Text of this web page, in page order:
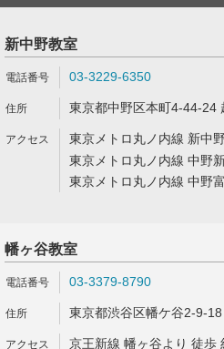
新中野教室
03-3229-6350
東京都中野区本町4-44-24
東京メトロ丸ノ内線 新中
東京メトロ丸ノ内線 中野
東京メトロ丸ノ内線 中野
幡ヶ谷教室
03-3379-8790
東京都渋谷区幡ケ谷2-9-
京王新線 幡ヶ谷より 徒歩